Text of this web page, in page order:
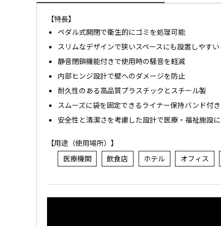
【特長】
ペダル式開閉で衛生的にゴミを処理可能
スリムなデザインで狭いスペースにも設置しやすい
静音閉鎖機能付きで使用時の騒音を軽減
内部ヒンジ設計で壁へのダメージを防止
耐久性のある高品質プラスチックとスチール製
スムーズに袋を固定できるライナー保持バンド付き
安全性と清潔さを考慮した設計で医療・福祉施設
【用途（使用場所）】
医療機関
飲食店 ホテル オフィス